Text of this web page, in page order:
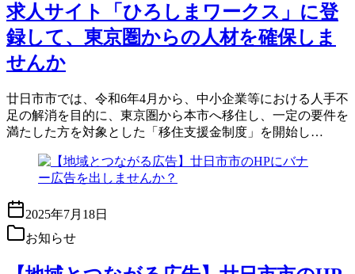
求人サイト「ひろしまワークス」に登
録して、東京圏からの人材を確保しま
せんか
廿日市市では、令和6年4月から、中小企業等における人手不
足の解消を目的に、東京圏から本市へ移住し、一定の要件を
満たした方を対象とした「移住支援金制度」を開始し…
2025年7月18日
お知らせ